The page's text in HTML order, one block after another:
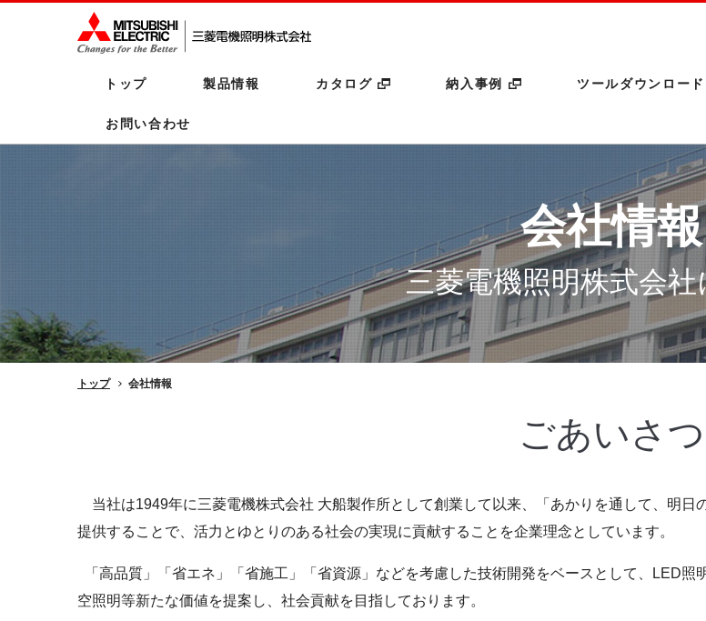
トップ 製品情報 カタログ 納入事例 ツールダウンロード
お問い合わせ
会社情報
三菱電機照明株式会社
トップ 会社情報
ごあいさつ
当社は1949年に三菱電機株式会社 大船製作所として創業して以来、「あかりを通して、明日
提供することで、活力とゆとりのある社会の実現に貢献することを企業理念としています。
「高品質」「省エネ」「省施工」「省資源」などを考慮した技術開発をベースとして、LED
空照明等新たな価値を提案し、社会貢献を目指しております。